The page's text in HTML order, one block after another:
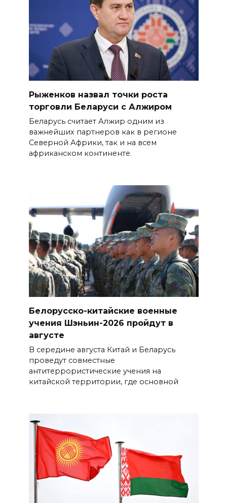
Рыженков назвал точки роста
торговли Беларуси с Алжиром
Беларусь считает Алжир одним из
важнейших партнеров как в регионе
Северной Африки, так и на всем
африканском континенте.
Белорусско-китайские военные
учения Шэньин-2026 пройдут в
августе
В середине августа Китай и Беларусь
проведут совместные
антитеррористические учения на
китайской территории, где основной